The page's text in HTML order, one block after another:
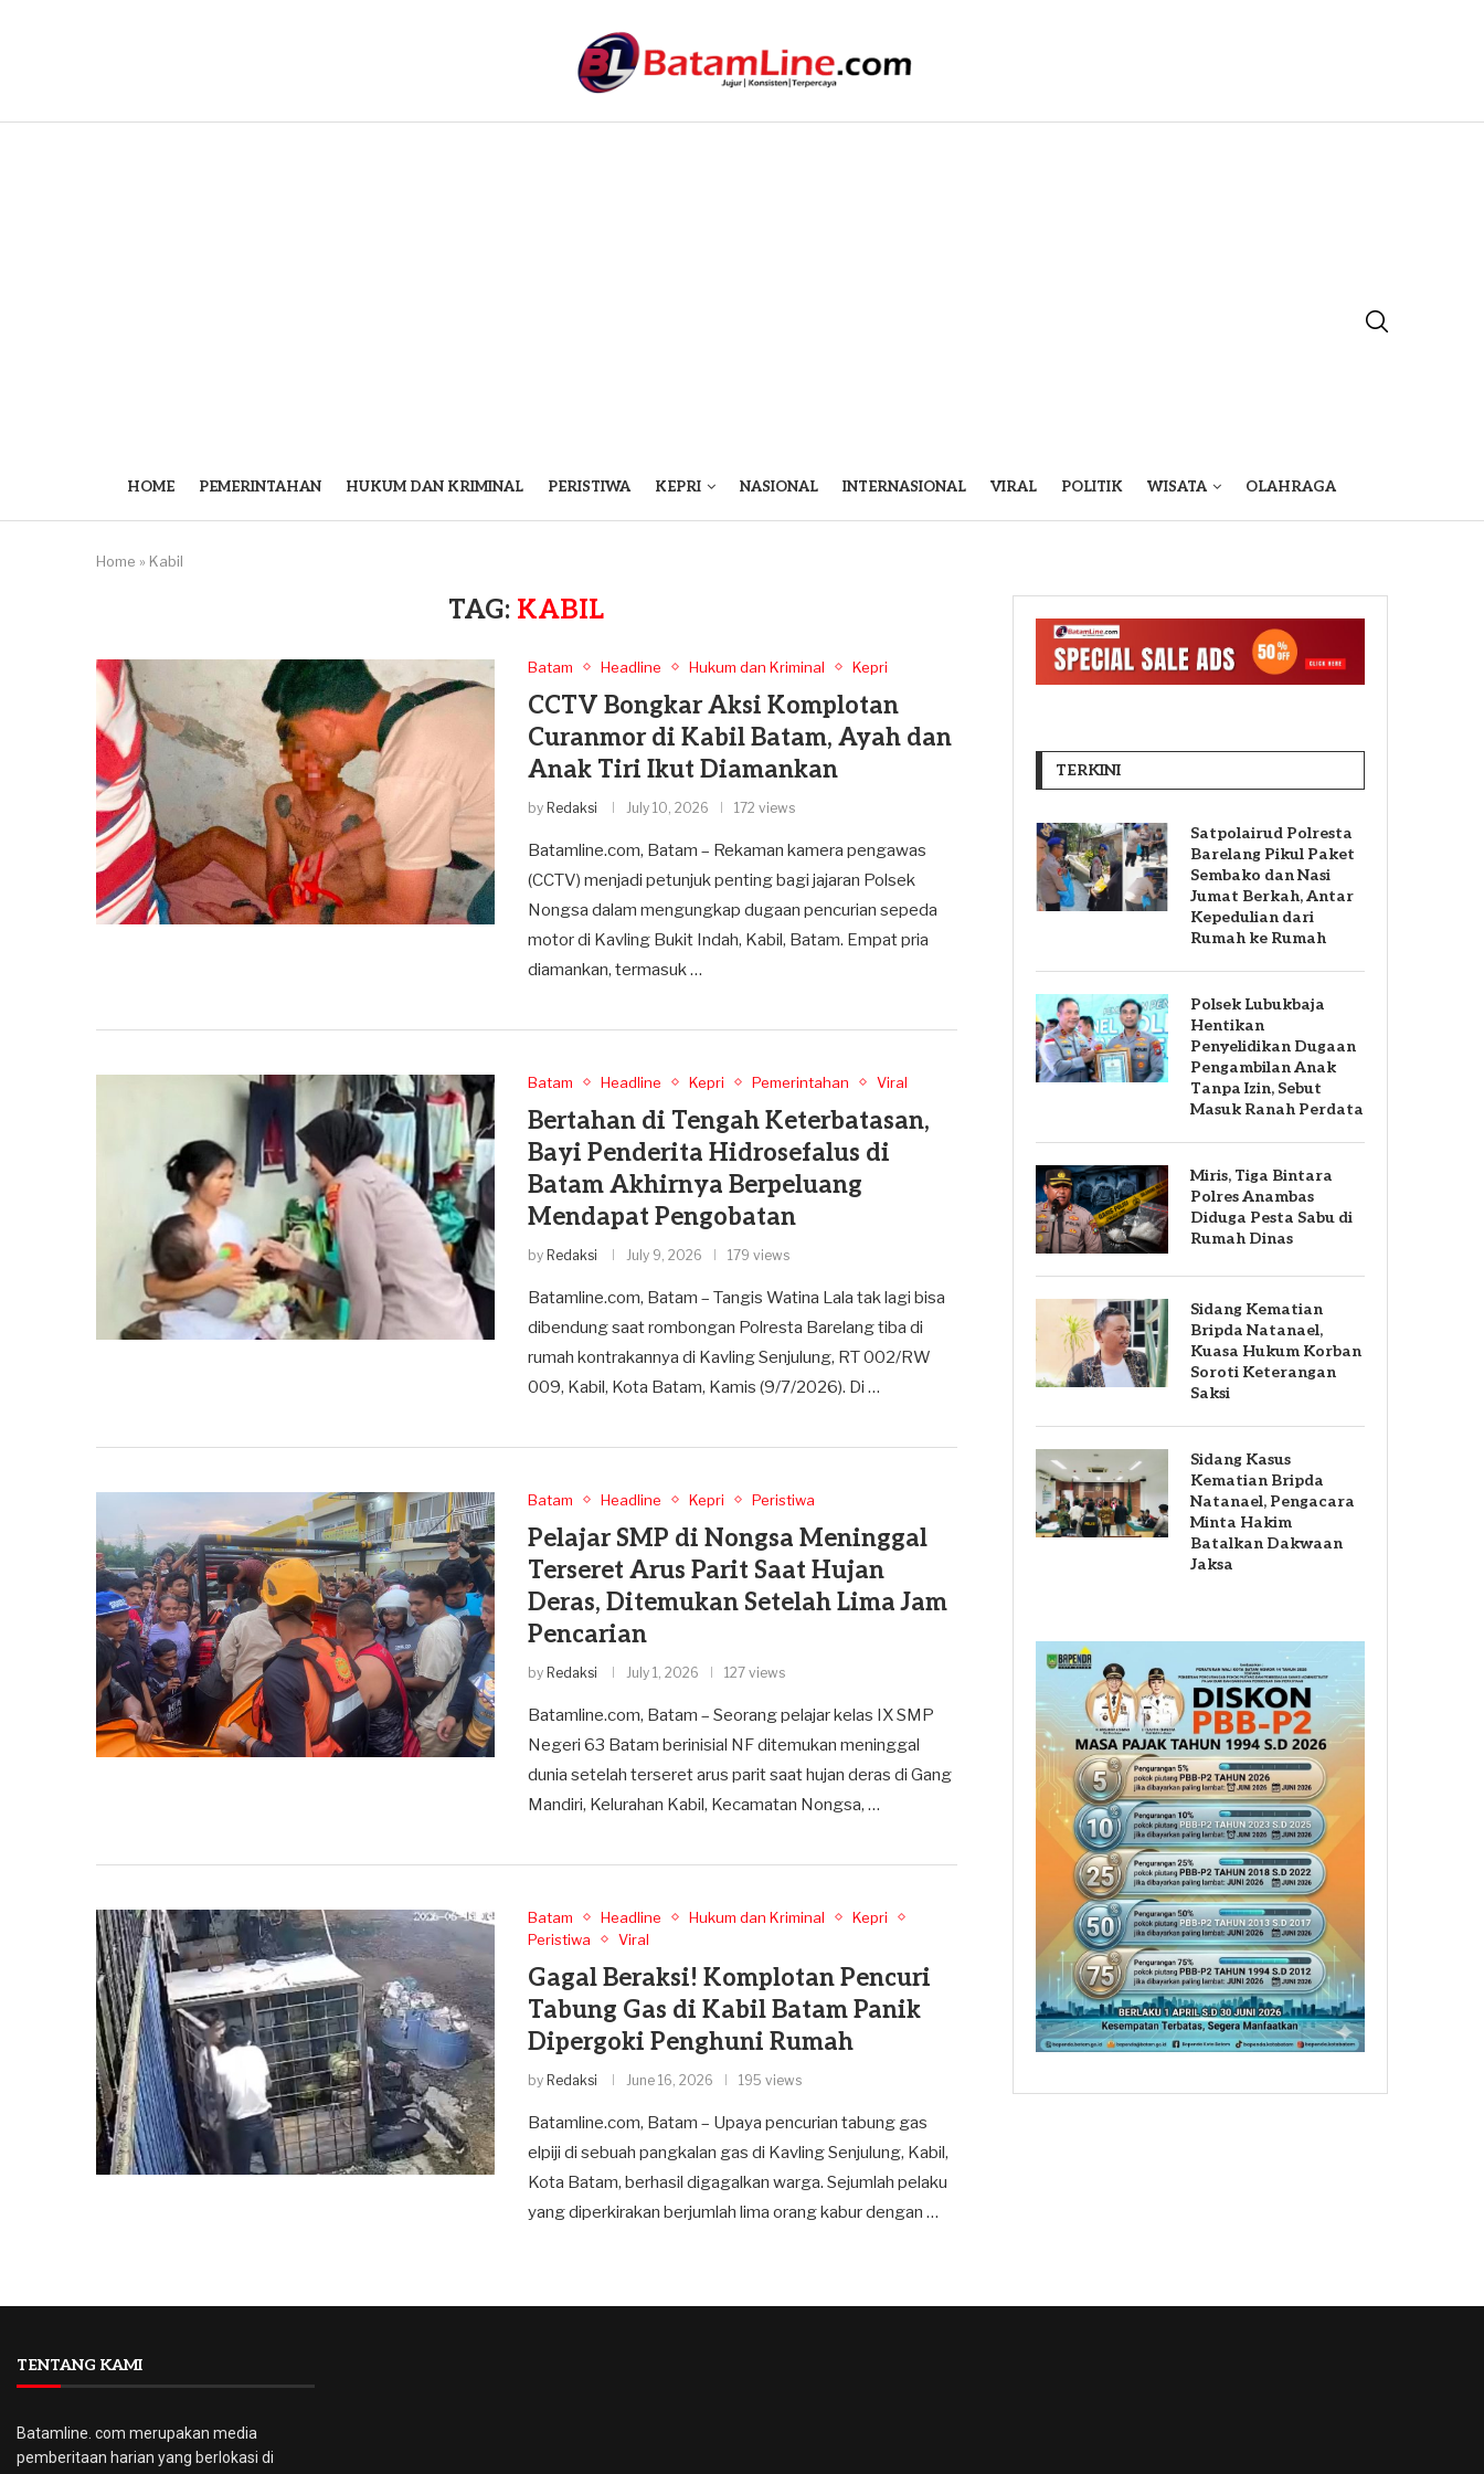
HOME PEMERINTAHAN HUKUM DAN KRIMINAL PERISTIWA KEPRI NASIONAL INTERNASIONAL VIRAL POLITIK WISATA OLAHRAGA
Home » Kabil
TAG: KABIL
Batam Headline Hukum dan Kriminal Kepri
CCTV Bongkar Aksi Komplotan
Curanmor di Kabil Batam, Ayah dan
Anak Tiri Ikut Diamankan
by Redaksi July 10, 2026 172 views
Batamline.com, Batam – Rekaman kamera pengawas
(CCTV) menjadi petunjuk penting bagi jajaran Polsek
Nongsa dalam mengungkap dugaan pencurian sepeda
motor di Kavling Bukit Indah, Kabil, Batam. Empat pria
diamankan, termasuk …
Batam Headline Kepri Pemerintahan Viral
Bertahan di Tengah Keterbatasan,
Bayi Penderita Hidrosefalus di
Batam Akhirnya Berpeluang
Mendapat Pengobatan
by Redaksi July 9, 2026 179 views
Batamline.com, Batam – Tangis Watina Lala tak lagi bisa
dibendung saat rombongan Polresta Barelang tiba di
rumah kontrakannya di Kavling Senjulung, RT 002/RW
009, Kabil, Kota Batam, Kamis (9/7/2026). Di …
Batam Headline Kepri Peristiwa
Pelajar SMP di Nongsa Meninggal
Terseret Arus Parit Saat Hujan
Deras, Ditemukan Setelah Lima Jam
Pencarian
by Redaksi July 1, 2026 127 views
Batamline.com, Batam – Seorang pelajar kelas IX SMP
Negeri 63 Batam berinisial NF ditemukan meninggal
dunia setelah terseret arus parit saat hujan deras di Gang
Mandiri, Kelurahan Kabil, Kecamatan Nongsa, …
Batam Headline Hukum dan Kriminal
Kepri
Peristiwa
Viral
Gagal Beraksi! Komplotan Pencuri
Tabung Gas di Kabil Batam Panik
Dipergoki Penghuni Rumah
by Redaksi June 16, 2026 195 views
Batamline.com, Batam – Upaya pencurian tabung gas
elpiji di sebuah pangkalan gas di Kavling Senjulung, Kabil,
Kota Batam, berhasil digagalkan warga. Sejumlah pelaku
yang diperkirakan berjumlah lima orang kabur dengan …
TERKINI
Satpolairud Polresta
Barelang Pikul Paket
Sembako dan Nasi
Jumat Berkah, Antar
Kepedulian dari
Rumah ke Rumah
Polsek Lubukbaja
Hentikan
Penyelidikan Dugaan
Pengambilan Anak
Tanpa Izin, Sebut
Masuk Ranah Perdata
Miris, Tiga Bintara
Polres Anambas
Diduga Pesta Sabu di
Rumah Dinas
Sidang Kematian
Bripda Natanael,
Kuasa Hukum Korban
Soroti Keterangan
Saksi
Sidang Kasus
Kematian Bripda
Natanael, Pengacara
Minta Hakim
Batalkan Dakwaan
Jaksa
TENTANG KAMI
Batamline. com merupakan media
pemberitaan harian yang berlokasi di